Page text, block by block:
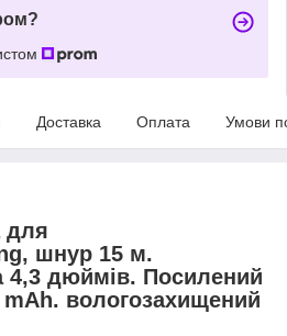
Доставка Оплата Умови
для
шнур 15 м.
4,3 дюймів. Посилений
вологозахищений